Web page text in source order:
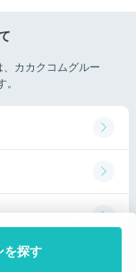
を探す
カカクコムグルー